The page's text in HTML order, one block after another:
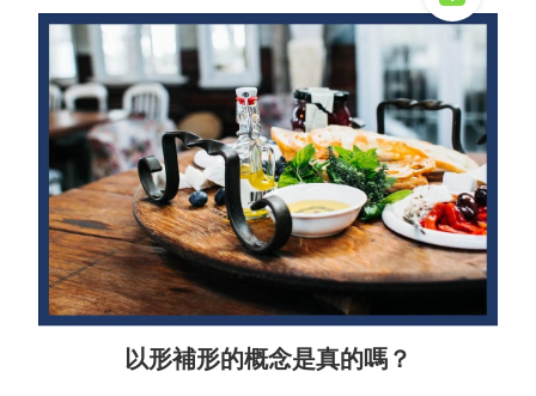
以形補形的概念是真的嗎？